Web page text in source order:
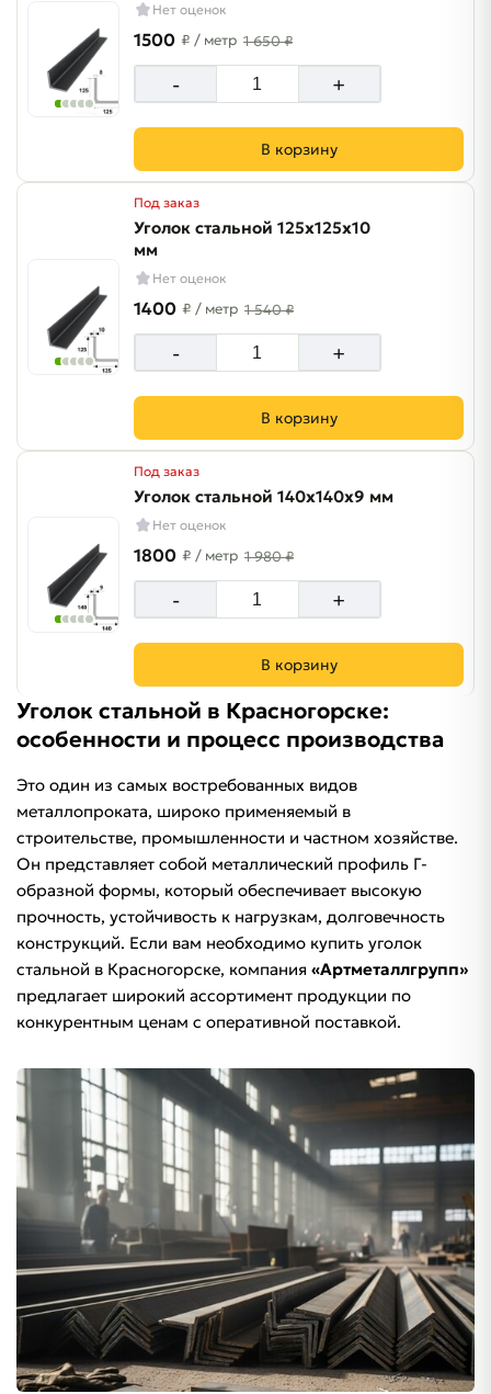
Нет оценок
1500 ₽ / метр 1 650 ₽
- +
В корзину
Под заказ
Уголок стальной 125х125х10
мм
Нет оценок
1400 ₽ / метр 1 540 ₽
- +
В корзину
Под заказ
Уголок стальной 140х140х9 мм
Нет оценок
1800 ₽ / метр 1 980 ₽
- +
В корзину
Уголок стальной в Красногорске:
особенности и процесс производства
Это один из самых востребованных видов
металлопроката, широко применяемый в
строительстве, промышленности и частном хозяйстве.
Он представляет собой металлический профиль Г-
образной формы, который обеспечивает высокую
прочность, устойчивость к нагрузкам, долговечность
конструкций. Если вам необходимо купить уголок
стальной в Красногорске, компания «Артметаллгрупп»
предлагает широкий ассортимент продукции по
конкурентным ценам с оперативной поставкой.